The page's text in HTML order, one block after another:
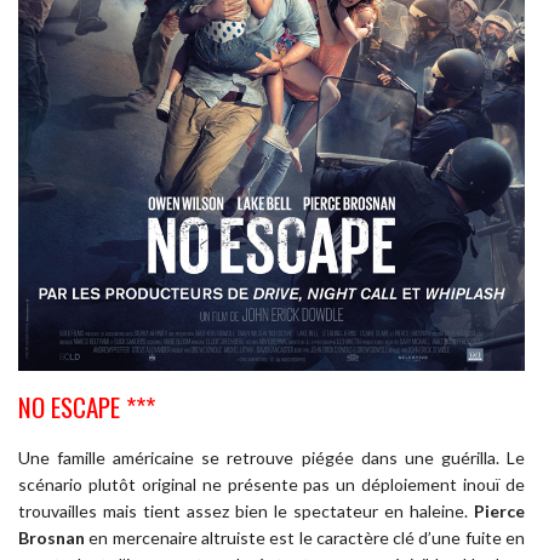
NO ESCAPE ***
Une famille américaine se retrouve piégée dans une guérilla. Le
scénario plutôt original ne présente pas un déploiement inouï de
trouvailles mais tient assez bien le spectateur en haleine. Pierce
Brosnan en mercenaire altruiste est le caractère clé d’une fuite en